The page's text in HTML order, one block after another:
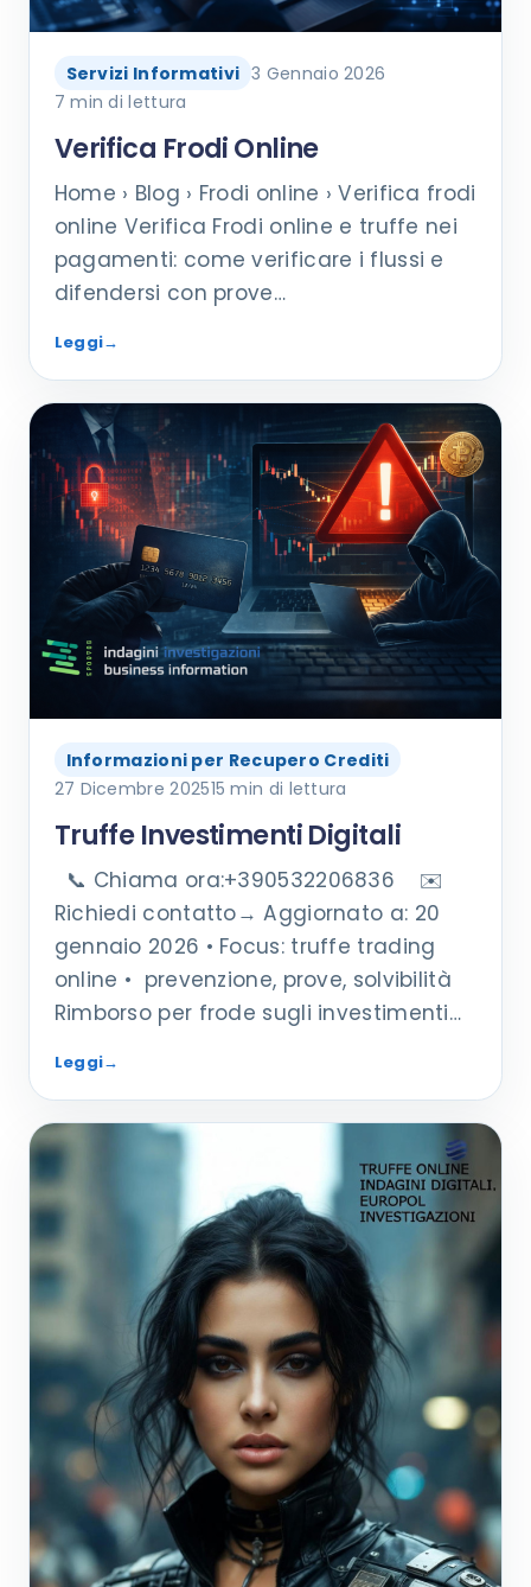
Servizi Informativi 3 Gennaio 2026
7 min di lettura
Verifica Frodi Online
Home › Blog › Frodi online › Verifica frodi
online Verifica Frodi online e truffe nei
pagamenti: come verificare i flussi e
difendersi con prove…
Leggi→
Informazioni per Recupero Crediti
27 Dicembre 202515 min di lettura
Truffe Investimenti Digitali
📞 Chiama ora:+390532206836 ✉️
Richiedi contatto→ Aggiornato a: 20
gennaio 2026 • Focus: truffe trading
online • prevenzione, prove, solvibilità
Rimborso per frode sugli investimenti…
Leggi→